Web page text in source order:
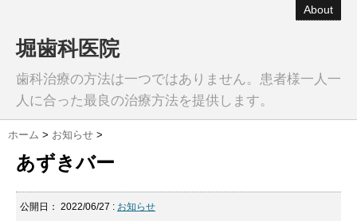
About
堀歯科医院
歯科治療の方法は一つではありません。患者様一人一
人に合った最良の治療方法を提供します。
ホーム > お知らせ >
あずきバー
公開日： 2022/06/27 : お知らせ